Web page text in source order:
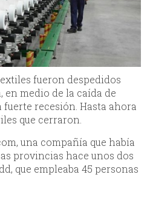
fueron despedidos
en medio de la caída de
recesión. Hasta ahora
que cerraron.
una compañía que había
provincias hace unos dos
que empleaba 45 personas